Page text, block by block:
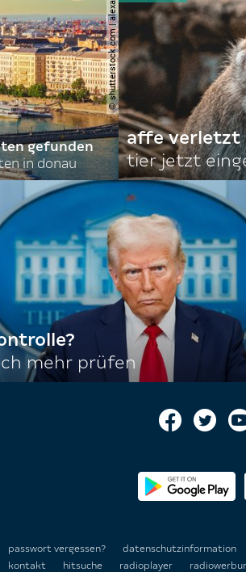
© shutterstock.com | alexanton
gefunden
in donau
affe verletzt
tier jetzt
mehr prüfen
passwort vergessen? datenschutzinformation
kontakt
hitsuche radioplayer